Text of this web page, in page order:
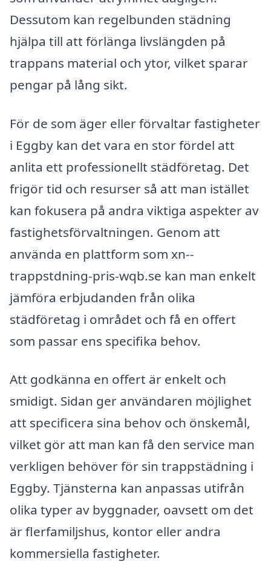
Dessutom kan regelbunden städning
hjälpa till att förlänga livslängden på
trappans material och ytor, vilket sparar
pengar på lång sikt.
För de som äger eller förvaltar fastigheter
i Eggby kan det vara en stor fördel att
anlita ett professionellt städföretag. Det
frigör tid och resurser så att man istället
kan fokusera på andra viktiga aspekter av
fastighetsförvaltningen. Genom att
använda en plattform som xn--
trappstdning-pris-wqb.se kan man enkelt
jämföra erbjudanden från olika
städföretag i området och få en offert
som passar ens specifika behov.
Att godkänna en offert är enkelt och
smidigt. Sidan ger användaren möjlighet
att specificera sina behov och önskemål,
vilket gör att man kan få den service man
verkligen behöver för sin trappstädning i
Eggby. Tjänsterna kan anpassas utifrån
olika typer av byggnader, oavsett om det
är flerfamiljshus, kontor eller andra
kommersiella fastigheter.